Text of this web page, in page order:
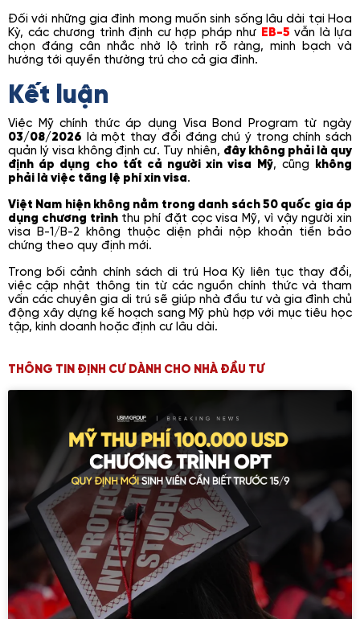
Đối với những gia đình mong muốn sinh sống lâu dài tại Hoa
Kỳ, các chương trình định cư hợp pháp như EB-5 vẫn là lựa
chọn đáng cân nhắc nhờ lộ trình rõ ràng, minh bạch và
hướng tới quyền thường trú cho cả gia đình.
Kết luận
Việc Mỹ chính thức áp dụng Visa Bond Program từ ngày
03/08/2026 là một thay đổi đáng chú ý trong chính sách
quản lý visa không định cư. Tuy nhiên, đây không phải là quy
định áp dụng cho tất cả người xin visa Mỹ, cũng
không
phải là việc tăng lệ phí xin visa.
Việt Nam hiện không nằm trong danh sách 50 quốc gia áp
dụng chương trìnhthu phí đặt cọc visa Mỹ, vì vậy người xin
visa B-1/B-2 không thuộc diện phải nộp khoản tiền bảo
chứng theo quy định mới.
Trong bối cảnh chính sách di trú Hoa Kỳ liên tục thay đổi,
việc cập nhật thông tin từ các nguồn chính thức và tham
vấn các chuyên gia di trú sẽ giúp nhà đầu tư và gia đình chủ
động xây dựng kế hoạch sang Mỹ phù hợp với mục tiêu học
tập, kinh doanh hoặc định cư lâu dài.
THÔNG TIN ĐỊNH CƯ DÀNH CHO NHÀ ĐẦU TƯ